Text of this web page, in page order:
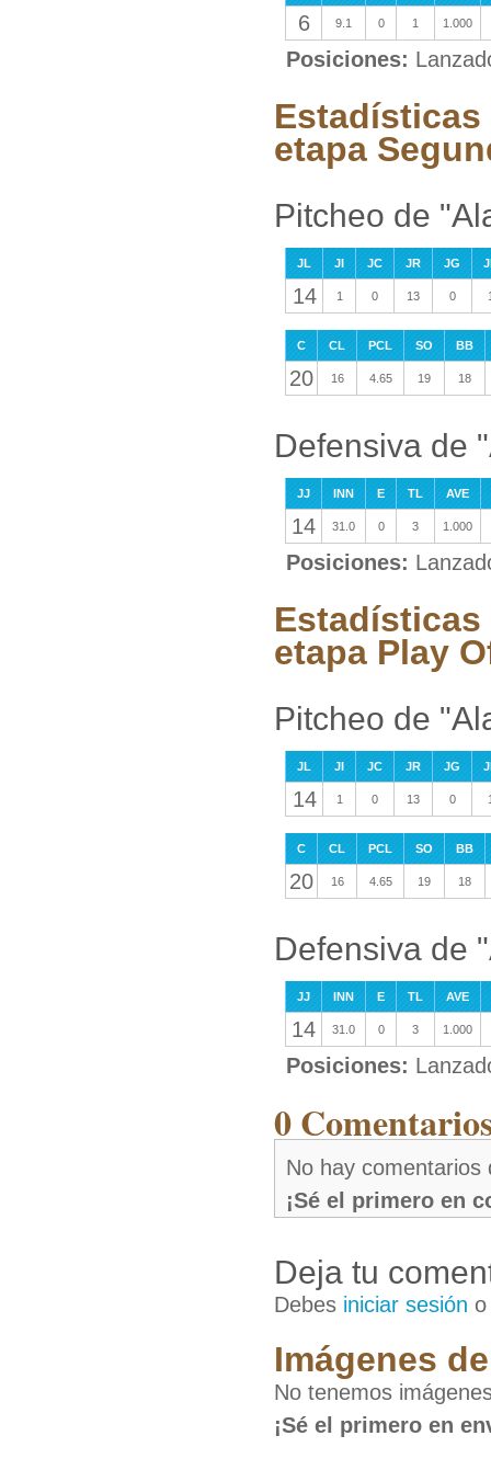
6 9.1 0 1 1.000
Posiciones:
Estadísticas
etapa
Pitcheo de
JL JI JC JR JG
14 1 0 13 0
C CL PCL SO BB
20 16 4.65 19 18
Defensiva de
JJ INN E TL AVE
14 31.0 0 3 1.000
Posiciones:
Estadísticas
etapa Play
Pitcheo de
JL JI JC JR JG
14 1 0 13 0
C CL PCL SO BB
20 16 4.65 19 18
Defensiva de
JJ INN E TL AVE
14 31.0 0 3 1.000
Posiciones:
0
No hay comentarios
¡Sé el primero en
Deja tu
Debes iniciar sesión
Imágenes
No tenemos
¡Sé el primero en